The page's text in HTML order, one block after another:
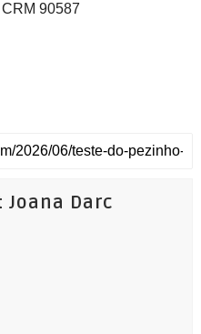
90587
Joana Darc